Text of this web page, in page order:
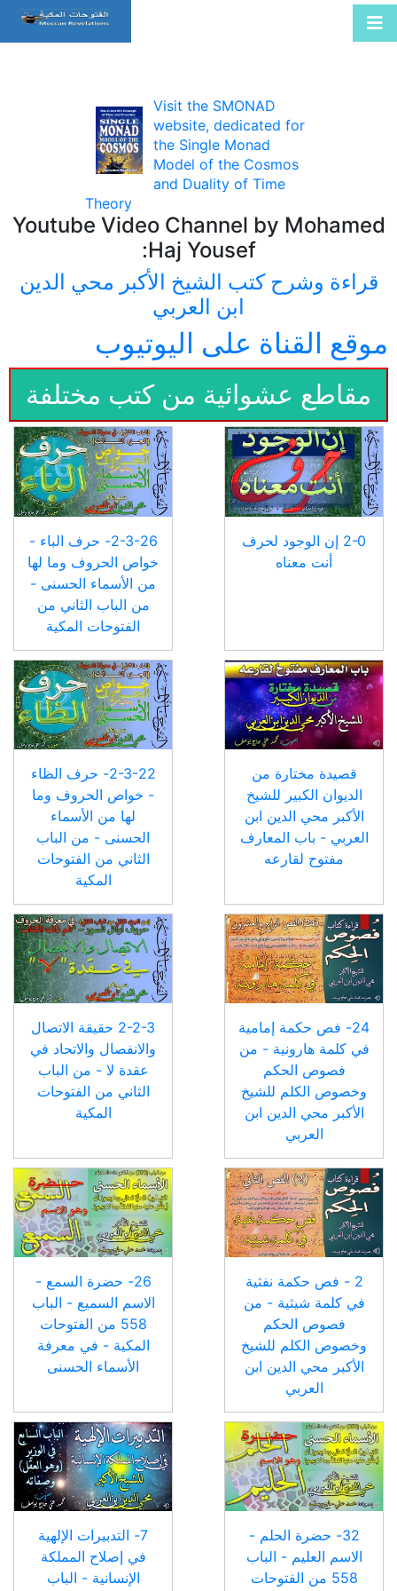
Visit the SMONAD
website, dedicated for
the Single Monad
Model of the Cosmos
and Duality of Time
Theory
Youtube Video Channel by Mohamed
Haj Yousef:
قراءة وشرح كتب الشيخ الأكبر محي الدين
ابن العربي
موقع القناة على اليوتيوب
مقاطع عشوائية من كتب مختلفة
2-0 إن الوجود لحرف
أنت معناه
2-3-26- حرف الباء -
خواص الحروف وما لها
من الأسماء الحسنى -
من الباب الثاني من
الفتوحات المكية
قصيدة مختارة من
الديوان الكبير للشيخ
الأكبر محي الدين ابن
العربي - باب المعارف
مفتوح لقارعه
2-3-22- حرف الظاء
- خواص الحروف وما
لها من الأسماء
الحسنى - من الباب
الثاني من الفتوحات
المكية
24- فص حكمة إمامية
في كلمة هارونية - من
فصوص الحكم
وخصوص الكلم للشيخ
الأكبر محي الدين ابن
العربي
2-2-3 حقيقة الاتصال
والانفصال والاتحاد في
عقدة لا - من الباب
الثاني من الفتوحات
المكية
2 - فص حكمة نفثية
في كلمة شيثية - من
فصوص الحكم
وخصوص الكلم للشيخ
الأكبر محي الدين ابن
العربي
26- حضرة السمع -
الاسم السميع - الباب
558 من الفتوحات
المكية - في معرفة
الأسماء الحسنى
32- حضرة الحلم -
الاسم العليم - الباب
558 من الفتوحات
7- التدبيرات الإلهية
في إصلاح المملكة
الإنسانية - الباب